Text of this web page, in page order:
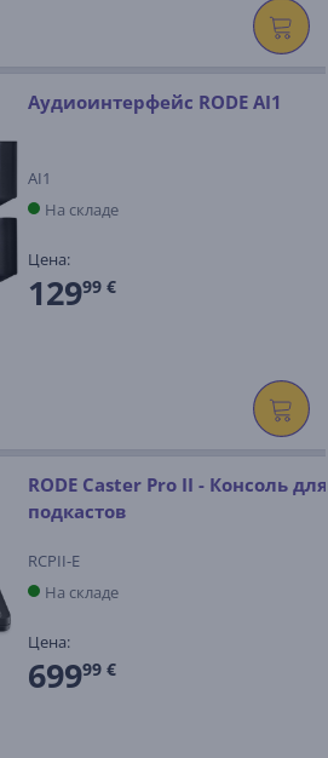
Аудиоинтерфейс RODE AI1
AI1
На складе
Цена:
12999 €
RODE Caster Pro II - Консоль для
подкастов
RCPII-E
На складе
Цена:
69999 €